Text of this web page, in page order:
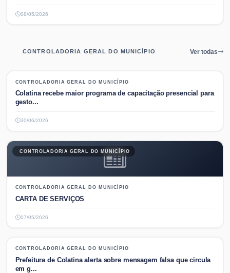
08/05/2026
CONTROLADORIA GERAL DO MUNICÍPIO Ver todas
CONTROLADORIA GERAL DO MUNICÍPIO
CONTROLADORIA GERAL DO MUNICÍPIO
Colatina recebe maior programa de capacitação presencial para
gesto...
30/06/2026
CONTROLADORIA GERAL DO MUNICÍPIO
CONTROLADORIA GERAL DO MUNICÍPIO
CARTA DE SERVIÇOS
07/05/2026
CONTROLADORIA GERAL DO MUNICÍPIO
CONTROLADORIA GERAL DO MUNICÍPIO
Prefeitura de Colatina alerta sobre mensagem falsa que circula
em g...